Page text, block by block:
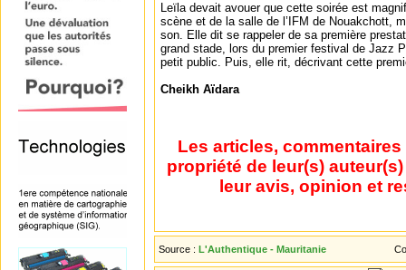
Leïla devait avouer que cette soirée est
scène et de la salle de l’IFM de Nouakchott,
son. Elle dit se rappeler de sa première
grand stade, lors du premier festival de Jazz
petit public. Puis, elle rit, décrivant cette
Cheikh Aïdara
Les articles,
propriété de leur(s)
leur avis, opinion et
Source : L'Authentique - Mauritanie